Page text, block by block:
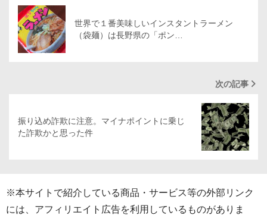
世界で１番美味しいインスタントラーメン
（袋麺）は長野県の「ポン…
次の記事
振り込め詐欺に注意。マイナポイントに乗じ
た詐欺かと思った件
※本サイトで紹介している商品・サービス等の外部リンク
には、アフィリエイト広告を利用しているものがありま